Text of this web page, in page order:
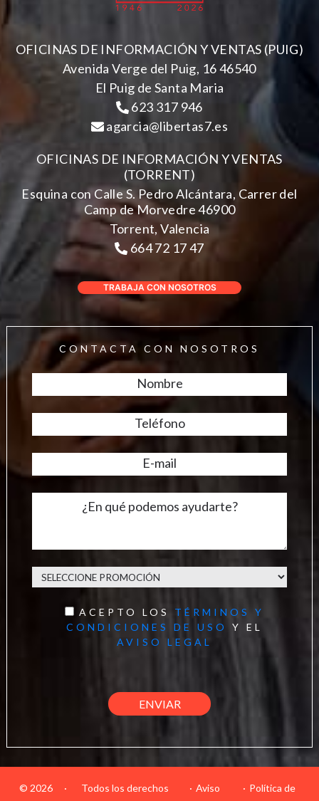
OFICINAS DE INFORMACIÓN Y VENTAS (PUIG)
Avenida Verge del Puig, 16 46540
El Puig de Santa Maria
623 317 946
agarcia@libertas7.es
OFICINAS DE INFORMACIÓN Y VENTAS
(TORRENT)
Esquina con Calle S. Pedro Alcántara, Carrer del
Camp de Morvedre 46900
Torrent, Valencia
664 72 17 47
TRABAJA CON NOSOTROS
CONTACTA CON NOSOTROS
ACEPTO LOS TÉRMINOS Y
CONDICIONES DE USO
Y EL
AVISO LEGAL
© 2026 · Todos los derechos Aviso Política de